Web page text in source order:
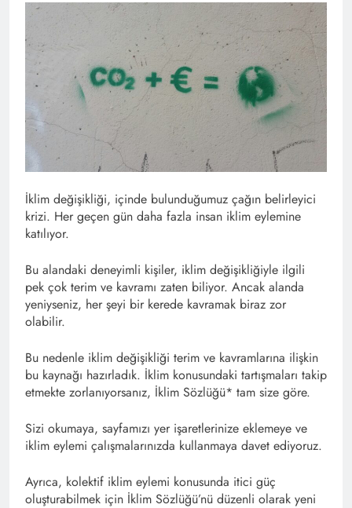
İklim değişikliği, içinde bulunduğumuz çağın belirleyici
krizi. Her geçen gün daha fazla insan iklim eylemine
katılıyor.
Bu alandaki deneyimli kişiler, iklim değişikliğiyle ilgili
pek çok terim ve kavramı zaten biliyor. Ancak alanda
yeniyseniz, her şeyi bir kerede kavramak biraz zor
olabilir.
Bu nedenle iklim değişikliği terim ve kavramlarına ilişkin
bu kaynağı hazırladık. İklim konusundaki tartışmaları takip
etmekte zorlanıyorsanız, İklim Sözlüğü* tam size göre.
Sizi okumaya, sayfamızı yer işaretlerinize eklemeye ve
iklim eylemi çalışmalarınızda kullanmaya davet ediyoruz.
Ayrıca, kolektif iklim eylemi konusunda itici güç
oluşturabilmek için İklim Sözlüğü’nü düzenli olarak yeni